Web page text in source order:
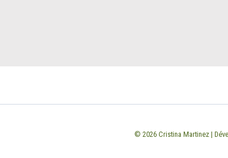
© 2026 Cristina Martinez |